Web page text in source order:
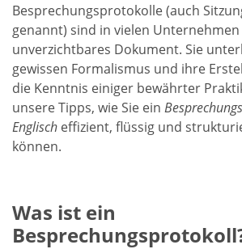
Besprechungsprotokolle (auch
genannt) sind in vielen Unternehmen
unverzichtbares Dokument. Sie
gewissen Formalismus und ihre
die Kenntnis einiger bewährter
unsere Tipps, wie Sie ein
Englisch effizient, flüssig und
können.
Was ist ein